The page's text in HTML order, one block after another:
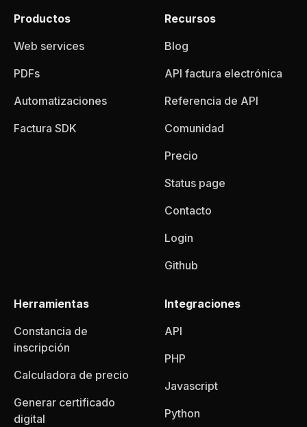
Productos
Web services
PDFs
Automatizaciones
Factura SDK
Recursos
Blog
API factura electrónica
Referencia de API
Comunidad
Precio
Status page
Contacto
Login
Github
Herramientas
Constancia de
inscripción
Calculadora de precio
Generar certificado
digital
Integraciones
API
PHP
Javascript
Python